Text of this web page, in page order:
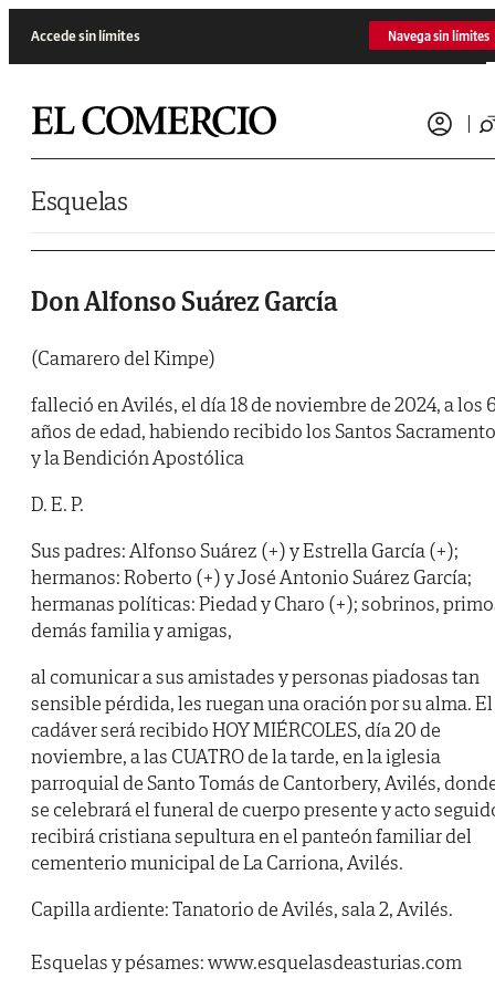
Accede sin límites Navega sin límites
Esquelas
Don Alfonso Suárez García
(Camarero del Kimpe)
falleció en Avilés, el día 18 de noviembre de 2024, a los
años de edad, habiendo recibido los Santos
y la Bendición Apostólica
D. E. P.
Sus padres: Alfonso Suárez (+) y Estrella García (+);
hermanos: Roberto (+) y José Antonio Suárez García;
hermanas políticas: Piedad y Charo (+); sobrinos,
demás familia y amigas,
al comunicar a sus amistades y personas piadosas tan
sensible pérdida, les ruegan una oración por su alma. El
cadáver será recibido HOY MIÉRCOLES, día 20 de
noviembre, a las CUATRO de la tarde, en la iglesia
parroquial de Santo Tomás de Cantorbery, Avilés,
se celebrará el funeral de cuerpo presente y acto
recibirá cristiana sepultura en el panteón familiar del
cementerio municipal de La Carriona, Avilés.
Capilla ardiente: Tanatorio de Avilés, sala 2, Avilés.
Esquelas y pésames: www.esquelasdeasturias.com